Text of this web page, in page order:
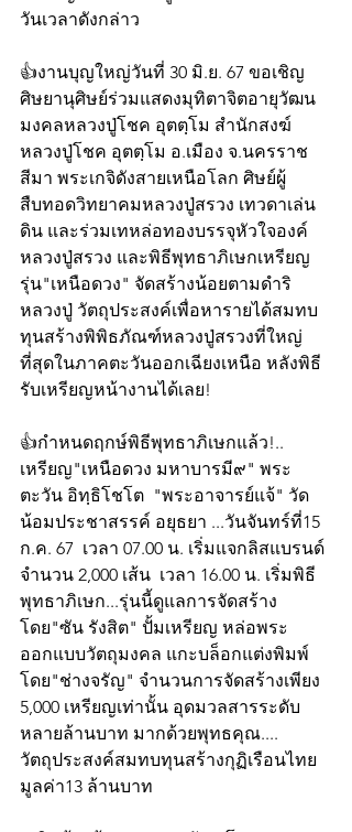
วันเวลาดังกล่าว
👍งานบุญใหญ่วันที่ 30 มิ.ย. 67 ขอเชิญ
ศิษยานุศิษย์ร่วมแสดงมุทิตาจิตอายุวัฒน
มงคลหลวงปู่โชค อุตตฺโม สำนักสงฆ์
หลวงปู่โชค อุตตฺโม อ.เมือง จ.นครราช
สีมา พระเกจิดังสายเหนือโลก ศิษย์ผู้
สืบทอดวิทยาคมหลวงปู่สรวง เทวดาเล่น
ดิน และร่วมเทหล่อทองบรรจุหัวใจองค์
หลวงปู่สรวง และพิธีพุทธาภิเษกเหรียญ
รุ่น"เหนือดวง" จัดสร้างน้อยตามดำริ
หลวงปู่ วัตถุประสงค์เพื่อหารายได้สมทบ
ทุนสร้างพิพิธภัณฑ์หลวงปู่สรวงที่ใหญ่
ที่สุดในภาคตะวันออกเฉียงเหนือ หลังพิธี
รับเหรียญหน้างานได้เลย!
👍กำหนดฤกษ์พิธีพุทธาภิเษกแล้ว!..
เหรียญ"เหนือดวง มหาบารมี๙" พระ
ตะวัน อิทฺธิโชโต  "พระอาจารย์แจ้" วัด
น้อมประชาสรรค์ อยุธยา ...วันจันทร์ที่15
ก.ค. 67  เวลา 07.00 น. เริ่มแจกลิสแบรนด์
จำนวน 2,000 เส้น  เวลา 16.00 น. เริ่มพิธี
พุทธาภิเษก...รุ่นนี้ดูแลการจัดสร้าง
โดย"ซัน รังสิต" ปั้มเหรียญ หล่อพระ
ออกแบบวัตถุมงคล แกะบล็อกแต่งพิมพ์
โดย"ช่างจรัญ" จำนวนการจัดสร้างเพียง
5,000 เหรียญเท่านั้น อุดมวลสารระดับ
หลายล้านบาท มากด้วยพุทธคุณ....
วัตถุประสงค์สมทบทุนสร้างกุฏิเรือนไทย
มูลค่า13 ล้านบาท